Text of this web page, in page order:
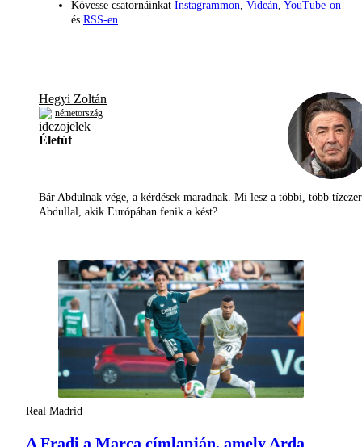
Kövesse csatornáinkat Instagrammon, Videán, YouTube-on
és RSS-en
Hegyi Zoltán
németország
Életút
Bár Abdulnak vége, a kérdések maradnak. Mi lesz a többi, több tízezer
Abdullal, akik Európában fenik a kést?
Real Madrid
A Fradi a Marca címlapján, amely Arda